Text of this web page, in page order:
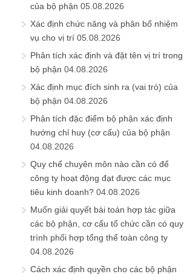
của bộ phận 05.08.2026
Xác định chức năng và phân bổ nhiệm
vụ cho vị trí 05.08.2026
Phân tích xác định và đặt tên vị trí trong
bộ phận 04.08.2026
Xác định mục đích sinh ra (vai trò) của
bộ phận 04.08.2026
Phân tích đặc điểm bộ phận xác định
hướng chỉ huy (cơ cấu) của bộ phận
04.08.2026
Quy chế chuyên môn nào cần có để
công ty hoạt động đạt được các mục
tiêu kinh doanh? 04.08.2026
Muốn giải quyết bài toán hợp tác giữa
các bộ phận, cơ cấu tổ chức cần có quy
trình phối hợp tổng thể toàn công ty
04.08.2026
Cách xác định quyền cho các bộ phận